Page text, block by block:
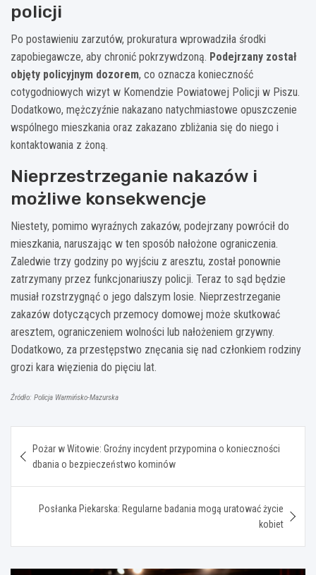
policji
Po postawieniu zarzutów, prokuratura wprowadziła środki
zapobiegawcze, aby chronić pokrzywdzoną. Podejrzany został
objęty policyjnym dozorem, co oznacza konieczność
cotygodniowych wizyt w Komendzie Powiatowej Policji w Piszu.
Dodatkowo, mężczyźnie nakazano natychmiastowe opuszczenie
wspólnego mieszkania oraz zakazano zbliżania się do niego i
kontaktowania z żoną.
Nieprzestrzeganie nakazów i
możliwe konsekwencje
Niestety, pomimo wyraźnych zakazów, podejrzany powrócił do
mieszkania, naruszając w ten sposób nałożone ograniczenia.
Zaledwie trzy godziny po wyjściu z aresztu, został ponownie
zatrzymany przez funkcjonariuszy policji. Teraz to sąd będzie
musiał rozstrzygnąć o jego dalszym losie. Nieprzestrzeganie
zakazów dotyczących przemocy domowej może skutkować
aresztem, ograniczeniem wolności lub nałożeniem grzywny.
Dodatkowo, za przestępstwo znęcania się nad członkiem rodziny
grozi kara więzienia do pięciu lat.
Źródło: Policja Warmińsko-Mazurska
wpisu
Pożar w Witowie: Groźny incydent przypomina o konieczności
dbania o bezpieczeństwo kominów
Posłanka Piekarska: Regularne badania mogą uratować życie
kobiet